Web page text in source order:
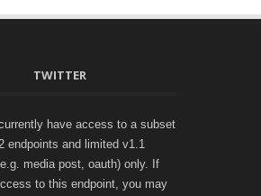
TWITTER
have access to a subset
endpoints and limited v1.1
media post, oauth) only. If
to this endpoint, you may